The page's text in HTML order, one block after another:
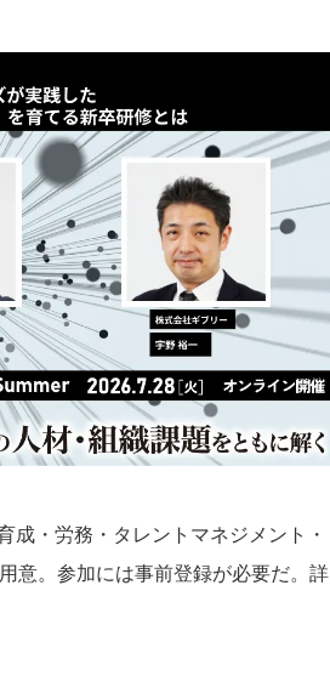
・労務・タレントマネジメント・
意。参加には事前登録が必要だ。詳